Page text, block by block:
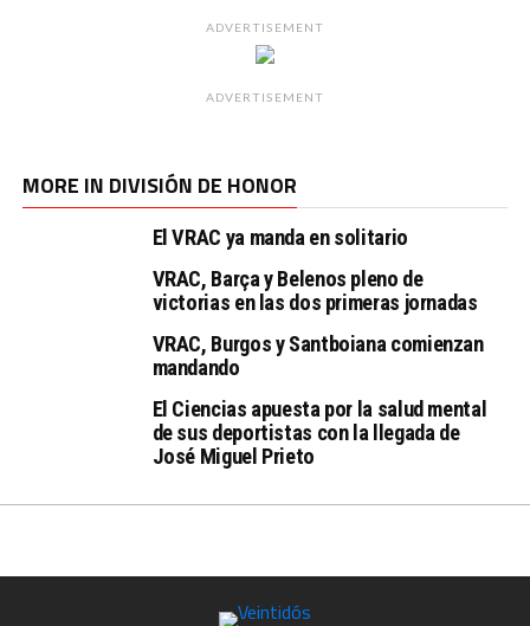
ADVERTISEMENT
ADVERTISEMENT
MORE IN DIVISIÓN DE HONOR
El VRAC ya manda en solitario
VRAC, Barça y Belenos pleno de
victorias en las dos primeras jornadas
VRAC, Burgos y Santboiana comienzan
mandando
El Ciencias apuesta por la salud mental
de sus deportistas con la llegada de
José Miguel Prieto